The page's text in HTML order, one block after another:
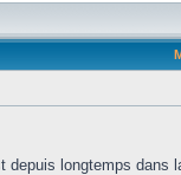
longtemps